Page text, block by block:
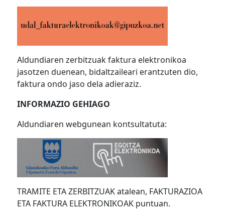
Aldundiaren zerbitzuak faktura elektronikoa
jasotzen duenean, bidaltzaileari erantzuten dio,
faktura ondo jaso dela adieraziz.
INFORMAZIO GEHIAGO
Aldundiaren webgunean kontsultatuta:
TRAMITE ETA ZERBITZUAK atalean, FAKTURAZIOA
ETA FAKTURA ELEKTRONIKOAK puntuan.